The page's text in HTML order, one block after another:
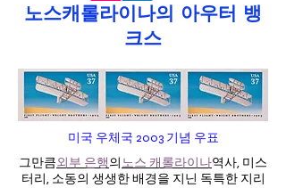
노스캐롤라이나의 아우터 뱅
크스
미국 우체국 2003 기념 우표
그만큼외부 은행 의 노스 캐롤라이나역사, 미스
터리, 소동의 생생한 배경을 지닌 독특한 지리